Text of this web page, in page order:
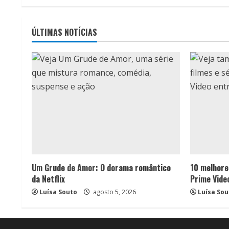
ÚLTIMAS NOTÍCIAS
Um Grude de Amor: O dorama romântico
da Netflix
Luísa Souto agosto 5, 2026
10
Prime
Luísa